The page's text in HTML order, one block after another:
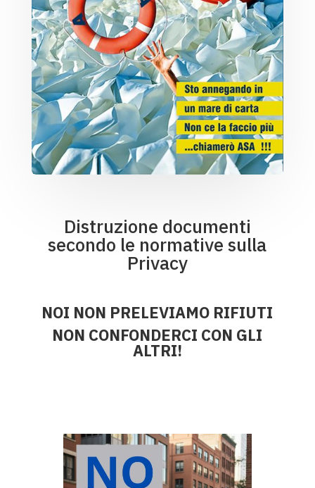
Distruzione documenti
secondo le normative sulla
Privacy
NOI NON PRELEVIAMO RIFIUTI
NON CONFONDERCI CON GLI
ALTRI!